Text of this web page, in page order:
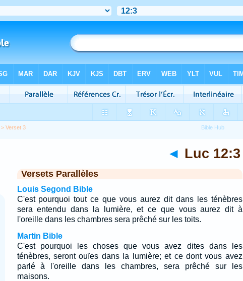
> Verset 3
◄ Luc 12:3
Versets Parallèles
Louis Segond Bible
C'est pourquoi tout ce que vous aurez dit dans les ténèbres
sera entendu dans la lumière, et ce que vous aurez dit à
l'oreille dans les chambres sera prêché sur les toits.
Martin Bible
C'est pourquoi les choses que vous avez dites dans les
ténèbres, seront ouïes dans la lumière; et ce dont vous avez
parlé à l'oreille dans les chambres, sera prêché sur les
maisons.